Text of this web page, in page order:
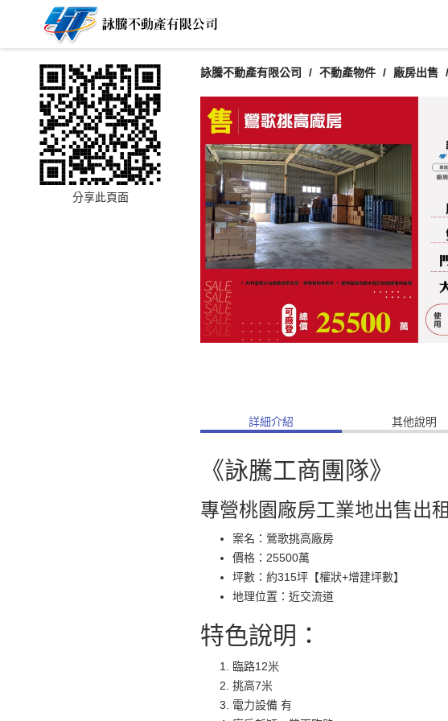
詠騰不動產有限公司 不動產物件 廠房出售
詳細介紹 其他說明
《詠騰工商團隊》
專營桃園廠房工業地出售出租
案名：鶯歌挑高廠房
價格：25500萬
坪數：約315坪【權狀+增建坪數】
地理位置：近交流道
特色說明：
臨路12米
挑高7米
電力設備 有
分享此頁面